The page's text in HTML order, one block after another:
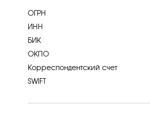
ОГРН
ИНН
БИК
ОКПО
Корреспондентский счет
SWIFT